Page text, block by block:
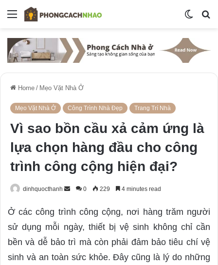
Menu
Switch
Home / Mẹo Vặt Nhà Ở
Mẹo Vặt Nhà Ở Công Trình Nhà Đẹp Trang Trí Nhà
Vì sao bồn cầu xả cảm ứng là
lựa chọn hàng đầu cho công
trình công cộng hiện đại?
dinhquocthanh
n
d
e
0 229 4 minutes read
Ở các công trình công cộng, nơi hàng trăm người
sử dụng mỗi ngày, thiết bị vệ sinh không chỉ cần
bền và dễ bảo trì mà còn phải đảm bảo tiêu chí vệ
sinh và an toàn sức khỏe. Đây cũng là lý do những